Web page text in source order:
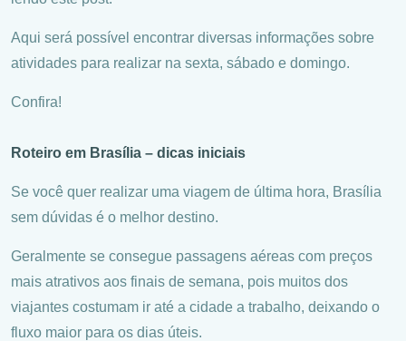
Aqui será possível encontrar diversas informações sobre
atividades para realizar na sexta, sábado e domingo.
Confira!
Roteiro em Brasília – dicas iniciais
Se você quer realizar uma viagem de última hora, Brasília
sem dúvidas é o melhor destino.
Geralmente se consegue passagens aéreas com preços
mais atrativos aos finais de semana, pois muitos dos
viajantes costumam ir até a cidade a trabalho, deixando o
fluxo maior para os dias úteis.